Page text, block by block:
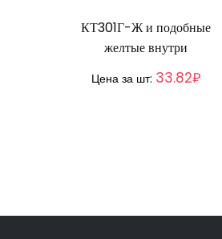
КТ301Г-Ж и подобные
желтые внутри
Цена за шт: 33.82₽